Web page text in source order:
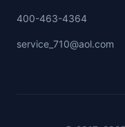
400-463-4364
service_710@aol.com